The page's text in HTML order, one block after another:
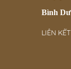
Bình
LIÊN